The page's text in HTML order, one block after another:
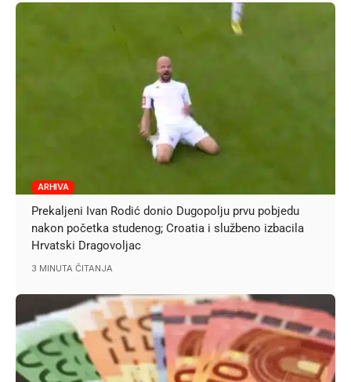
ARHIVA
Prekaljeni Ivan Rodić donio Dugopolju prvu pobjedu
nakon početka studenog; Croatia i službeno izbacila
Hrvatski Dragovoljac
3 MINUTA ČITANJA